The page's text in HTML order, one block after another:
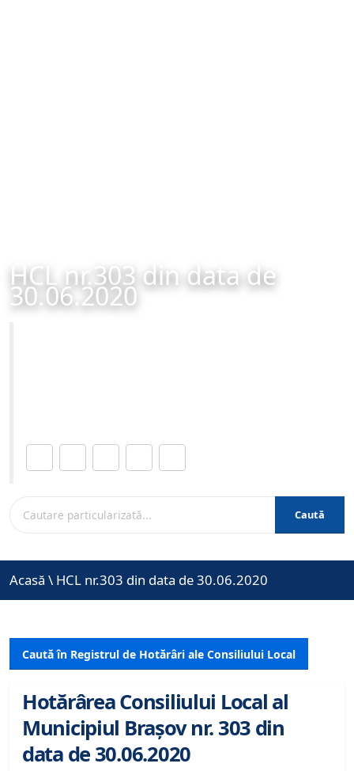
HCL nr.303 din data de
30.06.2020
Caută
Acasă \ HCL nr.303 din data de 30.06.2020
Caută în Registrul de Hotărâri ale Consiliului Local
Hotărârea Consiliului Local al
Municipiul Brașov nr. 303 din
data de 30.06.2020